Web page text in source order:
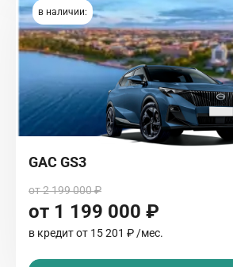
в наличии:
GAC GS3
от 2 199 000 ₽
от 1 199 000 ₽
в кредит от 15 201 ₽ /мес.